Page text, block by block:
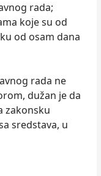
rada;
koje su od
od osam dana
rada ne
dužan je da
zakonsku
sredstava, u